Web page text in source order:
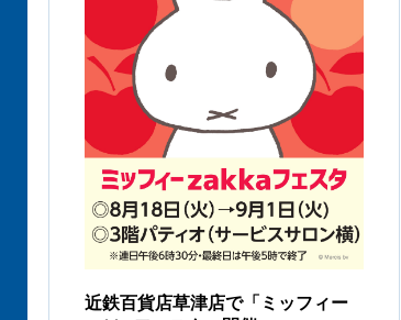
近鉄百貨店草津店で「ミッフィー